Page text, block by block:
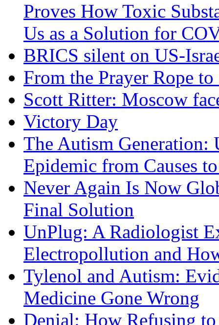
Proves How Toxic
Us as a Solution for
BRICS silent on US-
From the Prayer Rope
Scott Ritter: Moscow
Victory Day
The Autism Generation:
Epidemic from Causes
Never Again Is Now
Final Solution
UnPlug: A Radiologist
Electropollution and
Tylenol and Autism:
Medicine Gone Wrong
Denial: How Refusing